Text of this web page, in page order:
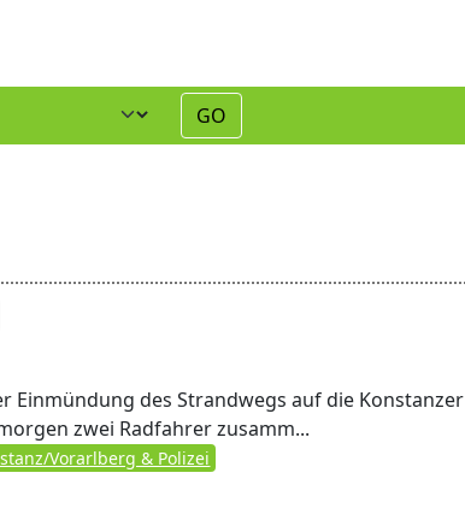
GO
Einmündung des Strandwegs auf die Konstanzer
zwei Radfahrer zusamm...
Vorarlberg & Polizei